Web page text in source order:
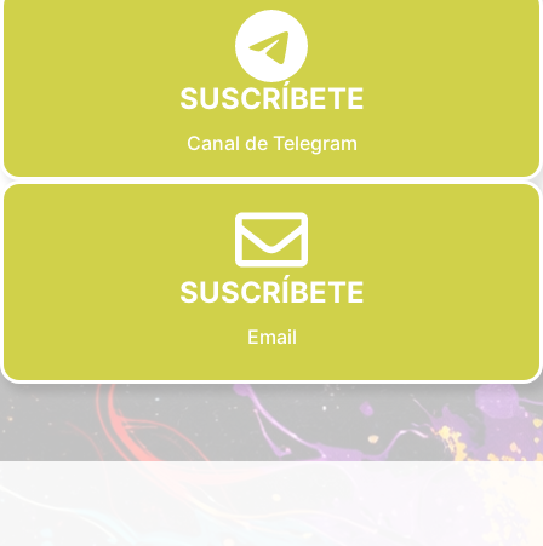
SUSCRÍBETE
Canal de Telegram
SUSCRÍBETE
Email